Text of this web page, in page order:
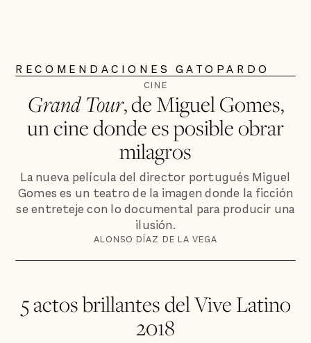
RECOMENDACIONES GATOPARDO
CINE
Grand Tour, de Miguel Gomes,
un cine donde es posible obrar
milagros
La nueva película del director portugués Miguel
Gomes es un teatro de la imagen donde la ficción
se entreteje con lo documental para producir una
ilusión.
ALONSO DÍAZ DE LA VEGA
5 actos brillantes del Vive Latino
2018